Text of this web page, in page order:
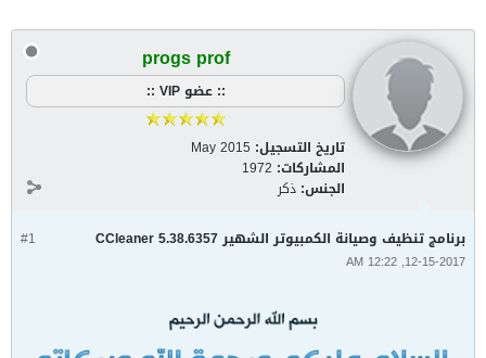
progs prof
:: عضو VIP ::
تاريخ التسجيل: May 2015
المشاركات: 1972
الجنس: ذكر
#1 برنامج تنظيف وصيانة الكمبيوتر الشهير CCleaner 5.38.6357
12-15-2017, 12:22 AM